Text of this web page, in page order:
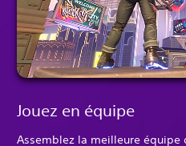
Jouez en équipe
Assemblez la meilleure équipe